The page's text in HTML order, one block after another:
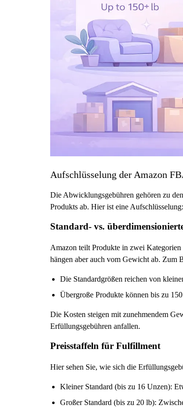
Aufschlüsselung der Amazon
Die Abwicklungsgebühren gehören zu
Produkts ab. Hier ist eine Aufschlüsselung:
Standard- vs.
Amazon teilt Produkte in zwei
hängen aber auch vom Gewicht ab. Zum
Die Standardgrößen reichen von
Übergroße Produkte können bis zu
Die Kosten steigen mit zunehmendem
Erfüllungsgebühren anfallen.
Preisstaffeln für Fulfillment
Hier sehen Sie, wie sich die
Kleiner Standard (bis zu 16 Unzen):
Großer Standard (bis zu 20 lb):